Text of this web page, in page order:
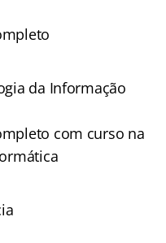
da Informação
com curso na